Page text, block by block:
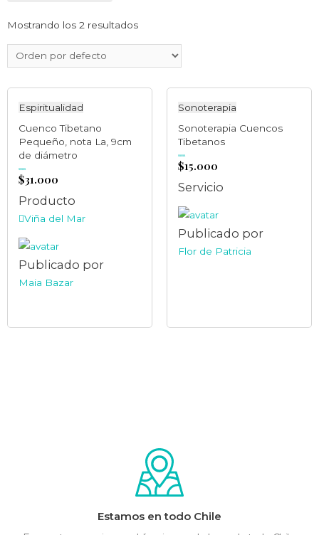
Mostrando los 2 resultados
Espiritualidad
Cuenco Tibetano
Pequeño, nota La, 9cm
de diámetro
Valorado
en
0$31.000
Producto
Viña del Mar
Publicado por
Maia Bazar
Sonoterapia
Sonoterapia Cuencos
Tibetanos
Valorado
en
0$15.000
Servicio
Publicado por
Flor de Patricia
Estamos en todo Chile